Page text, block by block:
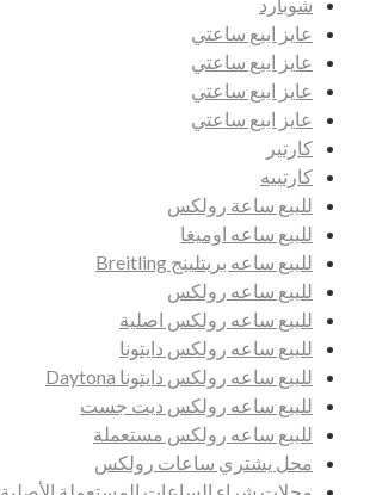
شوبارد
عايز ابيع ساعتي
عايز ابيع ساعتي
عايز ابيع ساعتي
عايز ابيع ساعتي
كارتير
كارتييه
للبيع ساعة رولكس
للبيع ساعه اوميغا
للبيع ساعه بريتلينج Breitling
للبيع ساعه رولكس
للبيع ساعه رولكس اصلية
للبيع ساعه رولكس دايتونا
للبيع ساعه رولكس دايتونا Daytona
للبيع ساعه رولكس ديت جست
للبيع ساعه رولكس مستعملة
محل يشتري ساعات رولكس